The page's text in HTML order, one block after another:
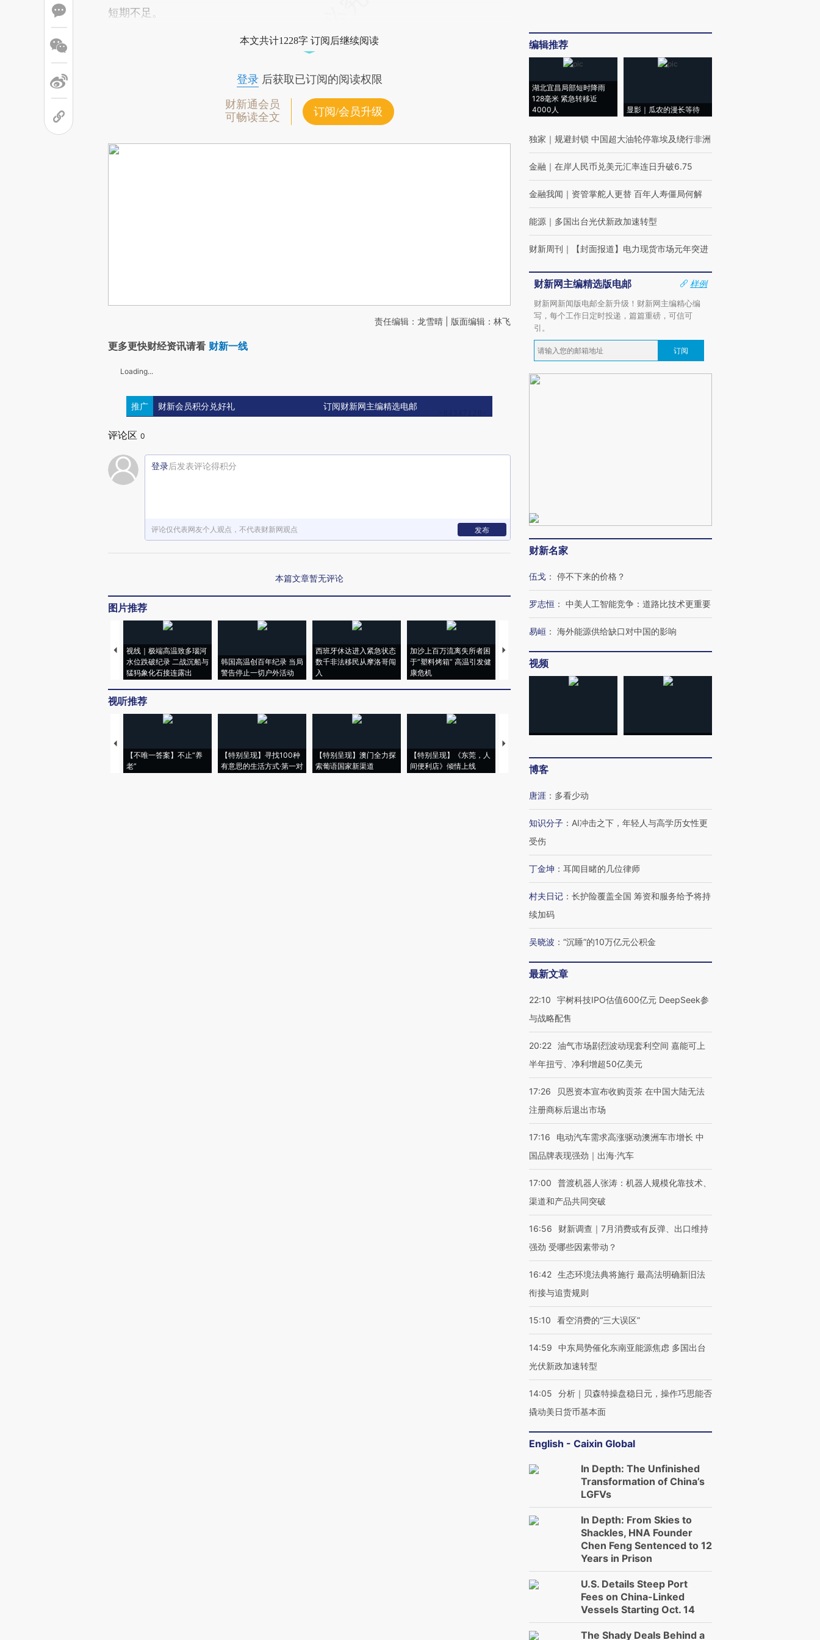
短期不足。
本文共计1228字 订阅后继续阅读
登录后获取已订阅的阅读权限
财新通会员
可畅读全文
订阅/会员升级
责任编辑：龙雪晴 | 版面编辑：林飞
更多更快财经资讯请看 财新一线
Loading...
推广 财新会员积分兑好礼 订阅财新网主编精选电邮
评论区 0
登录后发表评论得积分
评论仅代表网友个人观点，不代表财新网观点 发布
本篇文章暂无评论
图片推荐
视线｜极端高温致多瑙河
水位跌破纪录 二战沉船与
猛犸象化石接连露出
韩国高温创百年纪录 当局
警告停止一切户外活动
西班牙休达进入紧急状态
数千非法移民从摩洛哥闯
入
加沙上百万流离失所者困
于“塑料烤箱” 高温引发健
康危机
视线｜HYROX的吸金
术：是什么让中产们甘
马航飞行员跨国走私7万
视线｜被称为“蟑螂”的印
视听推荐
【不唯一答案】不止“养
老”
【特别呈现】寻找100种
有意思的生活方式·第一对
【特别呈现】澳门全力探
索葡语国家新渠道
【特别呈现】《东莞，人
间便利店》倾情上线
【推广】走进第四届链博
会，让数智科技“链”接产
【特别呈现】寻找100种
CFO：不靠规模取胜，华
编辑推荐
湖北宜昌局部短时降雨
128毫米 紧急转移近
4000人
显影｜瓜农的漫长等待
独家 ｜ 规避封锁 中国超大油轮停靠埃及绕行非洲
金融 ｜ 在岸人民币兑美元汇率连日升破6.75
金融我闻 ｜ 资管掌舵人更替 百年人寿僵局何解
能源 ｜ 多国出台光伏新政加速转型
财新周刊 ｜ 【封面报道】电力现货市场元年突进
财新网主编精选版电邮
样例
财新网新闻版电邮全新升级！财新网主编精心编
写，每个工作日定时投递，篇篇重磅，可信可
引。
订阅
财新名家
伍戈 ： 停不下来的价格？
罗志恒 ： 中美人工智能竞争：道路比技术更重要
易峘 ： 海外能源供给缺口对中国的影响
视频
博客
唐涯 ： 多看少动
知识分子 ： AI冲击之下，年轻人与高学历女性更
受伤
丁金坤 ： 耳闻目睹的几位律师
村夫日记 ： 长护险覆盖全国 筹资和服务给予将持
续加码
吴晓波 ： “沉睡”的10万亿元公积金
最新文章
22:10
宇树科技IPO估值600亿元 DeepSeek参
与战略配售
20:22 油气市场剧烈波动现套利空间 嘉能可上
半年扭亏、净利增超50亿美元
17:26
贝恩资本宣布收购贡茶 在中国大陆无法
注册商标后退出市场
17:16
电动汽车需求高涨驱动澳洲车市增长 中
国品牌表现强劲｜出海·汽车
17:00
普渡机器人张涛：机器人规模化靠技术、
渠道和产品共同突破
16:56
财新调查｜7月消费或有反弹、出口维持
强劲 受哪些因素带动？
16:42 生态环境法典将施行 最高法明确新旧法
衔接与追责规则
15:10 看空消费的“三大误区”
14:59
中东局势催化东南亚能源焦虑 多国出台
光伏新政加速转型
14:05
分析｜贝森特操盘稳日元，操作巧思能否
撬动美日货币基本面
English - Caixin Global
In Depth: The Unfinished
Transformation of China’s
LGFVs
In Depth: From Skies to
Shackles, HNA Founder
Chen Feng Sentenced to 12
Years in Prison
U.S. Details Steep Port
Fees on China-Linked
Vessels Starting Oct. 14
The Shady Deals Behind a